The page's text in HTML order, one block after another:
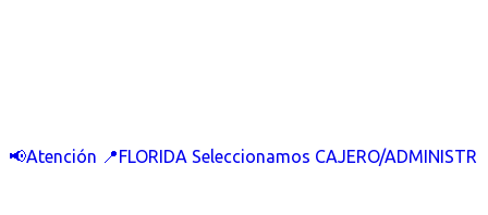
📢Atención 📍FLORIDA Seleccionamos CAJERO/ADMINISTR